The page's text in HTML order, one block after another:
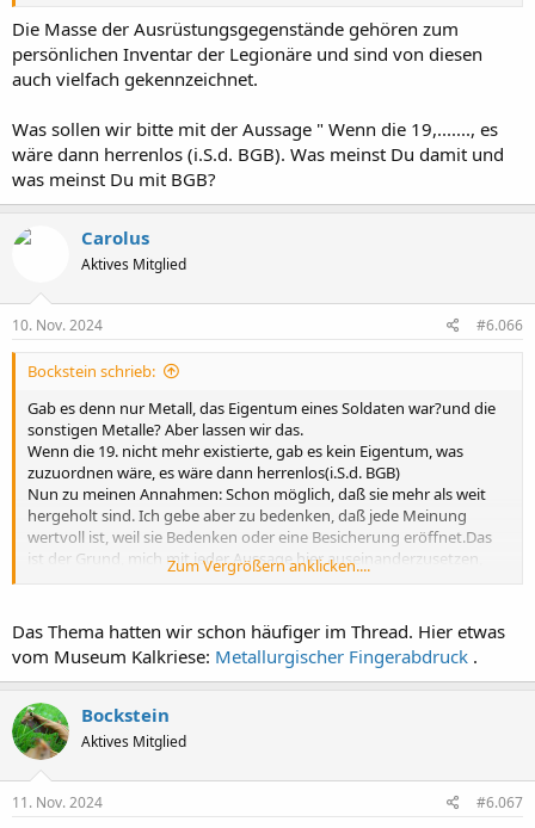
Die Masse der Ausrüstungsgegenstände gehören zum
persönlichen Inventar der Legionäre und sind von diesen
auch vielfach gekennzeichnet.
Was sollen wir bitte mit der Aussage " Wenn die 19,......., es
wäre dann herrenlos (i.S.d. BGB). Was meinst Du damit und
was meinst Du mit BGB?
Carolus
Aktives Mitglied
10. Nov. 2024 #6.066
Bockstein schrieb:
Gab es denn nur Metall, das Eigentum eines Soldaten war?und die
sonstigen Metalle? Aber lassen wir das.
Wenn die 19. nicht mehr existierte, gab es kein Eigentum, was
zuzuordnen wäre, es wäre dann herrenlos(i.S.d. BGB)
Nun zu meinen Annahmen: Schon möglich, daß sie mehr als weit
hergeholt sind. Ich gebe aber zu bedenken, daß jede Meinung
wertvoll ist, weil sie Bedenken oder eine Besicherung eröffnet.Das
ist der Grund, mich mit jeder Aussage hier auseinanderzusetzen,
weil sie mich unter Umständen weiterbringt.
nachweisen, wenn nur Teile dessen Metalles vorhandensind?Nur in
Betrachtung der Vergangenheit Dangstetten, oder auch Haltern,
läßt sich etwas nachweisen
ie 19. war tatsächlich in Dangstetten,
das Personal war dort. Ist das so schwer?
Zum Vergrößern anklicken....
Das Thema hatten wir schon häufiger im Thread. Hier etwas
vom Museum Kalkriese: Metallurgischer Fingerabdruck .
Bockstein
Aktives Mitglied
11. Nov. 2024 #6.067